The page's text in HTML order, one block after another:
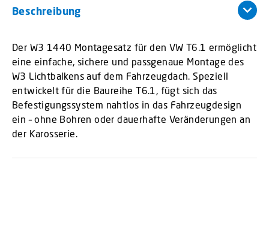
Beschreibung
Der W3 1440 Montagesatz für den VW T6.1 ermöglicht
eine einfache, sichere und passgenaue Montage des
W3 Lichtbalkens auf dem Fahrzeugdach. Speziell
entwickelt für die Baureihe T6.1, fügt sich das
Befestigungssystem nahtlos in das Fahrzeugdesign
ein – ohne Bohren oder dauerhafte Veränderungen an
der Karosserie.